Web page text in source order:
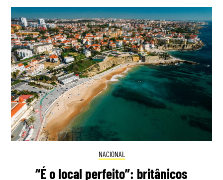
NACIONAL
“É o local perfeito”: britânicos